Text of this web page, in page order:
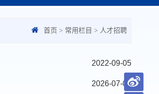
首页 > 常用栏目 > 人才招聘
2022-09-05
2026-07-01